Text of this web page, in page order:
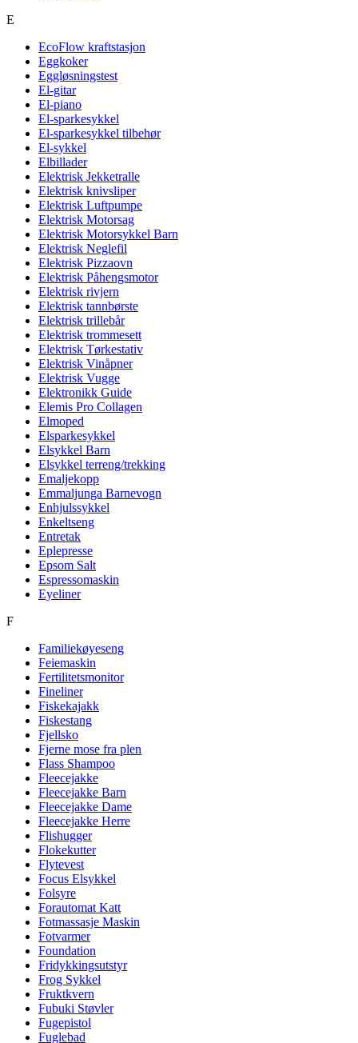
E
EcoFlow kraftstasjon
Eggkoker
Eggløsningstest
El-gitar
El-piano
El-sparkesykkel
El-sparkesykkel tilbehør
El-sykkel
Elbillader
Elektrisk Jekketralle
Elektrisk knivsliper
Elektrisk Luftpumpe
Elektrisk Motorsag
Elektrisk Motorsykkel Barn
Elektrisk Neglefil
Elektrisk Pizzaovn
Elektrisk Påhengsmotor
Elektrisk rivjern
Elektrisk tannbørste
Elektrisk trillebår
Elektrisk trommesett
Elektrisk Tørkestativ
Elektrisk Vinåpner
Elektrisk Vugge
Elektronikk Guide
Elemis Pro Collagen
Elmoped
Elsparkesykkel
Elsykkel Barn
Elsykkel terreng/trekking
Emaljekopp
Emmaljunga Barnevogn
Enhjulssykkel
Enkeltseng
Entretak
Eplepresse
Epsom Salt
Espressomaskin
Eyeliner
F
Familiekøyeseng
Feiemaskin
Fertilitetsmonitor
Fineliner
Fiskekajakk
Fiskestang
Fjellsko
Fjerne mose fra plen
Flass Shampoo
Fleecejakke
Fleecejakke Barn
Fleecejakke Dame
Fleecejakke Herre
Flishugger
Flokekutter
Flytevest
Focus Elsykkel
Folsyre
Forautomat Katt
Fotmassasje Maskin
Fotvarmer
Foundation
Fridykkingsutstyr
Frog Sykkel
Fruktkvern
Fubuki Støvler
Fugepistol
Fuglebad